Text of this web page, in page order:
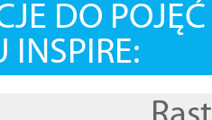
DO
INSPIRE: